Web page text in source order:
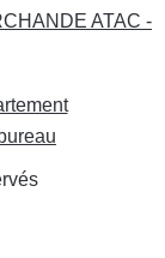
ATAC -